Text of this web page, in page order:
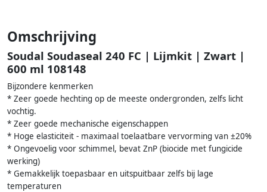
Omschrijving
Soudal Soudaseal 240 FC | Lijmkit | Zwart |
600 ml 108148
Bijzondere kenmerken
* Zeer goede hechting op de meeste ondergronden, zelfs licht
vochtig.
* Zeer goede mechanische eigenschappen
* Hoge elasticiteit - maximaal toelaatbare vervorming van ±20%
* Ongevoelig voor schimmel, bevat ZnP (biocide met fungicide
werking)
* Gemakkelijk toepasbaar en uitspuitbaar zelfs bij lage
temperaturen